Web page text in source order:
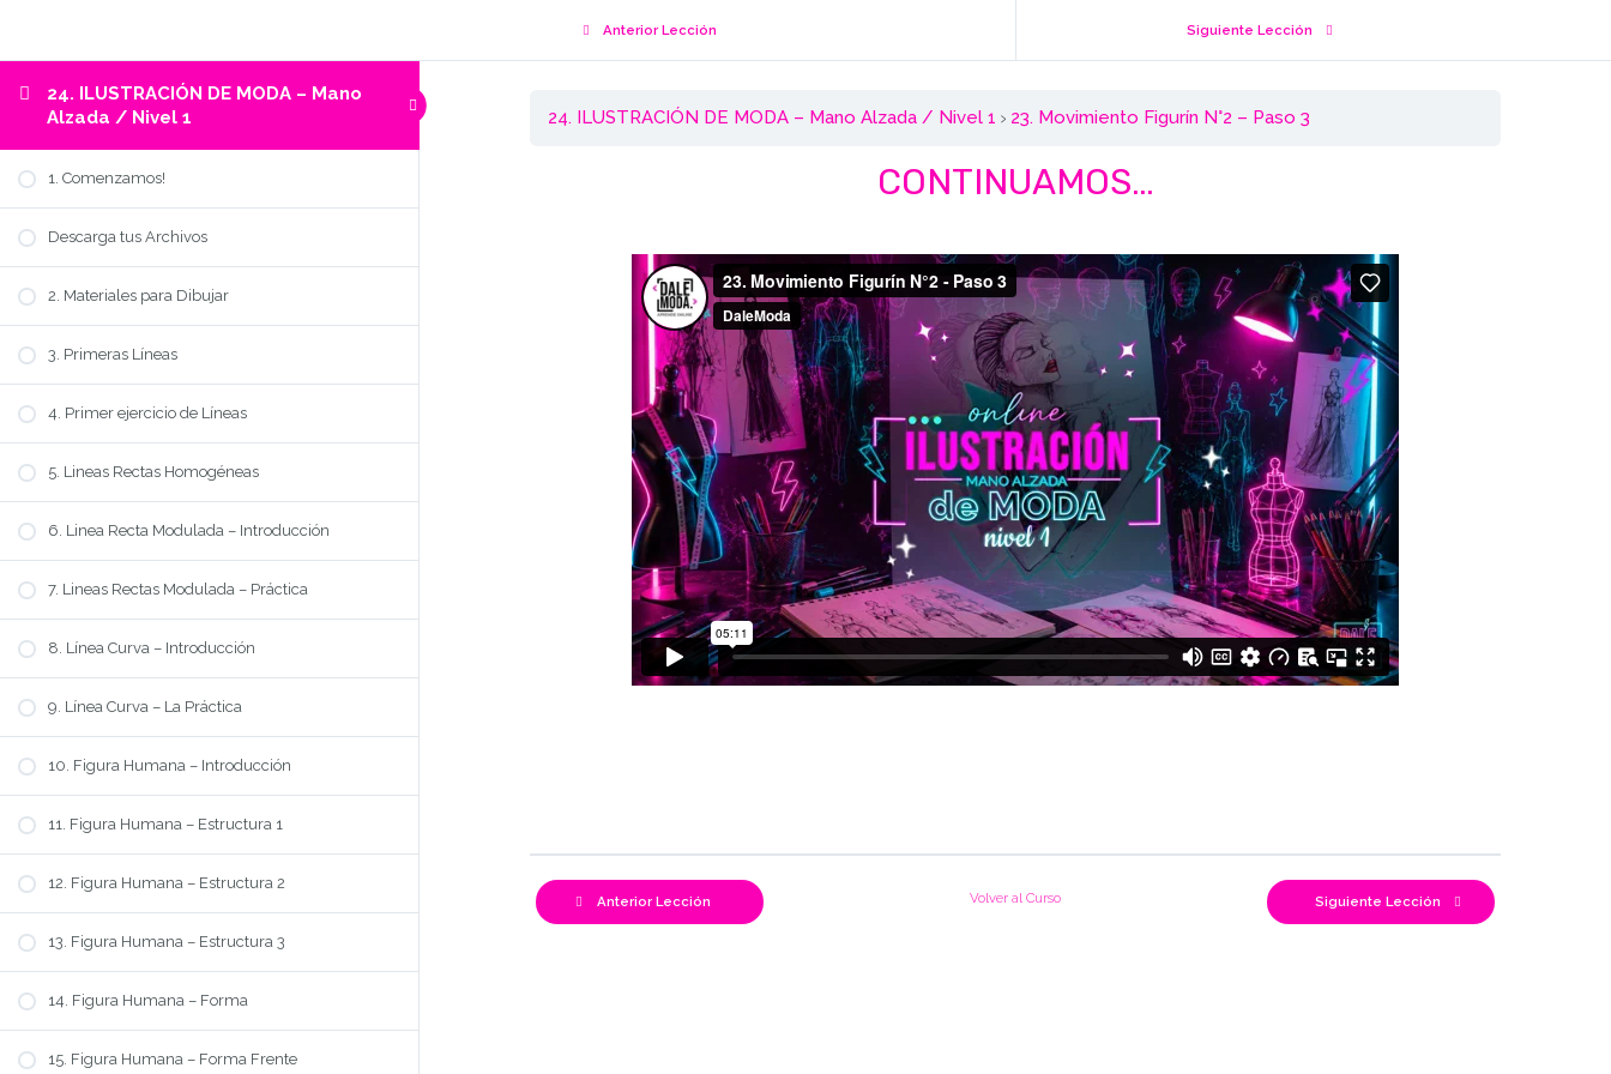
24. ILUSTRACIÓN DE MODA – Mano
Alzada / Nivel 1
1. Comenzamos!
Descarga tus Archivos
2. Materiales para Dibujar
3. Primeras Líneas
4. Primer ejercicio de Líneas
5. Lineas Rectas Homogéneas
6. Linea Recta Modulada – Introducción
7. Lineas Rectas Modulada – Práctica
8. Línea Curva – Introducción
9. Línea Curva – La Práctica
10. Figura Humana – Introducción
11. Figura Humana – Estructura 1
12. Figura Humana – Estructura 2
13. Figura Humana – Estructura 3
14. Figura Humana – Forma
15. Figura Humana – Forma Frente
Anterior Lección Siguiente Lección
24. ILUSTRACIÓN DE MODA – Mano Alzada / Nivel 1 23. Movimiento Figurín N°2 – Paso 3
CONTINUAMOS…
Anterior Lección Volver al Curso Siguiente Lección